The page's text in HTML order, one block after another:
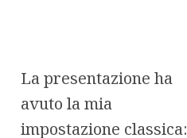
La presentazione ha
avuto la mia
impostazione classica: